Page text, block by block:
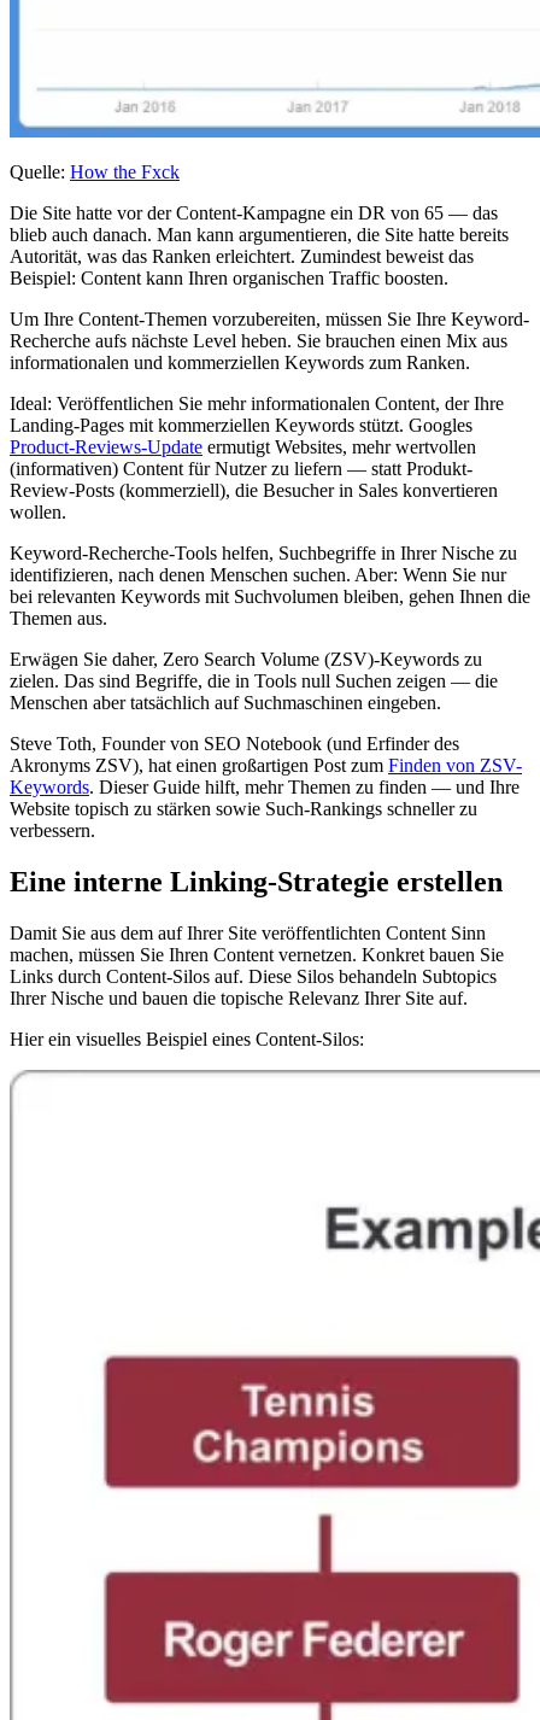
Quelle: How the Fxck
Die Site hatte vor der Content-Kampagne ein DR von 65 — das
blieb auch danach. Man kann argumentieren, die Site hatte bereits
Autorität, was das Ranken erleichtert. Zumindest beweist das
Beispiel: Content kann Ihren organischen Traffic boosten.
Um Ihre Content-Themen vorzubereiten, müssen Sie Ihre Keyword-
Recherche aufs nächste Level heben. Sie brauchen einen Mix aus
informationalen und kommerziellen Keywords zum Ranken.
Ideal: Veröffentlichen Sie mehr informationalen Content, der Ihre
Landing-Pages mit kommerziellen Keywords stützt. Googles
Product-Reviews-Update ermutigt Websites, mehr wertvollen
(informativen) Content für Nutzer zu liefern — statt Produkt-
Review-Posts (kommerziell), die Besucher in Sales konvertieren
wollen.
Keyword-Recherche-Tools helfen, Suchbegriffe in Ihrer Nische zu
identifizieren, nach denen Menschen suchen. Aber: Wenn Sie nur
bei relevanten Keywords mit Suchvolumen bleiben, gehen Ihnen die
Themen aus.
Erwägen Sie daher, Zero Search Volume (ZSV)-Keywords zu
zielen. Das sind Begriffe, die in Tools null Suchen zeigen — die
Menschen aber tatsächlich auf Suchmaschinen eingeben.
Steve Toth, Founder von SEO Notebook (und Erfinder des
Akronyms ZSV), hat einen großartigen Post zum Finden von ZSV-
Keywords. Dieser Guide hilft, mehr Themen zu finden — und Ihre
Website topisch zu stärken sowie Such-Rankings schneller zu
verbessern.
Eine interne Linking-Strategie erstellen
Damit Sie aus dem auf Ihrer Site veröffentlichten Content Sinn
machen, müssen Sie Ihren Content vernetzen. Konkret bauen Sie
Links durch Content-Silos auf. Diese Silos behandeln Subtopics
Ihrer Nische und bauen die topische Relevanz Ihrer Site auf.
Hier ein visuelles Beispiel eines Content-Silos: